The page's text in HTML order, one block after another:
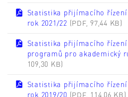
Statistika přijímacího řízení
rok 2021/22 (PDF, 97,44 KB)
Statistika přijímacího
programů pro akademický
109,30 KB)
Statistika přijímacího řízení
rok 2019/20 (PDF, 114,06 KB)